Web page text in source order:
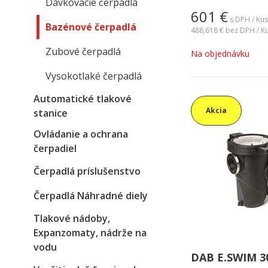
priemysle.Teleso
technopolyméru
polykarbonátové
601 € s DPH / Kus
488,618 € bez DPH /
Na objednávku
Akcia
DAB E.SWIM
Bazénové čerpadlá
Zubové čerpadlá
Vysokotlaké čerpadlá
Automatické tlakové
stanice
Ovládanie a ochrana
čerpadiel
Čerpadlá príslušenstvo
Čerpadlá Náhradné diely
Tlakové nádoby,
Expanzomaty, nádrže na
vodu